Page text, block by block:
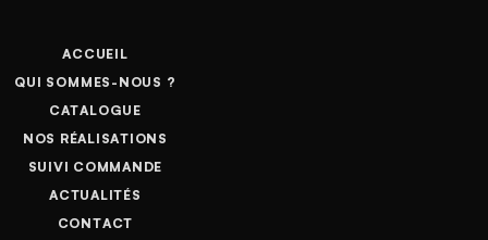
ACCUEIL
QUI SOMMES-NOUS ?
CATALOGUE
NOS RÉALISATIONS
SUIVI COMMANDE
ACTUALITÉS
CONTACT